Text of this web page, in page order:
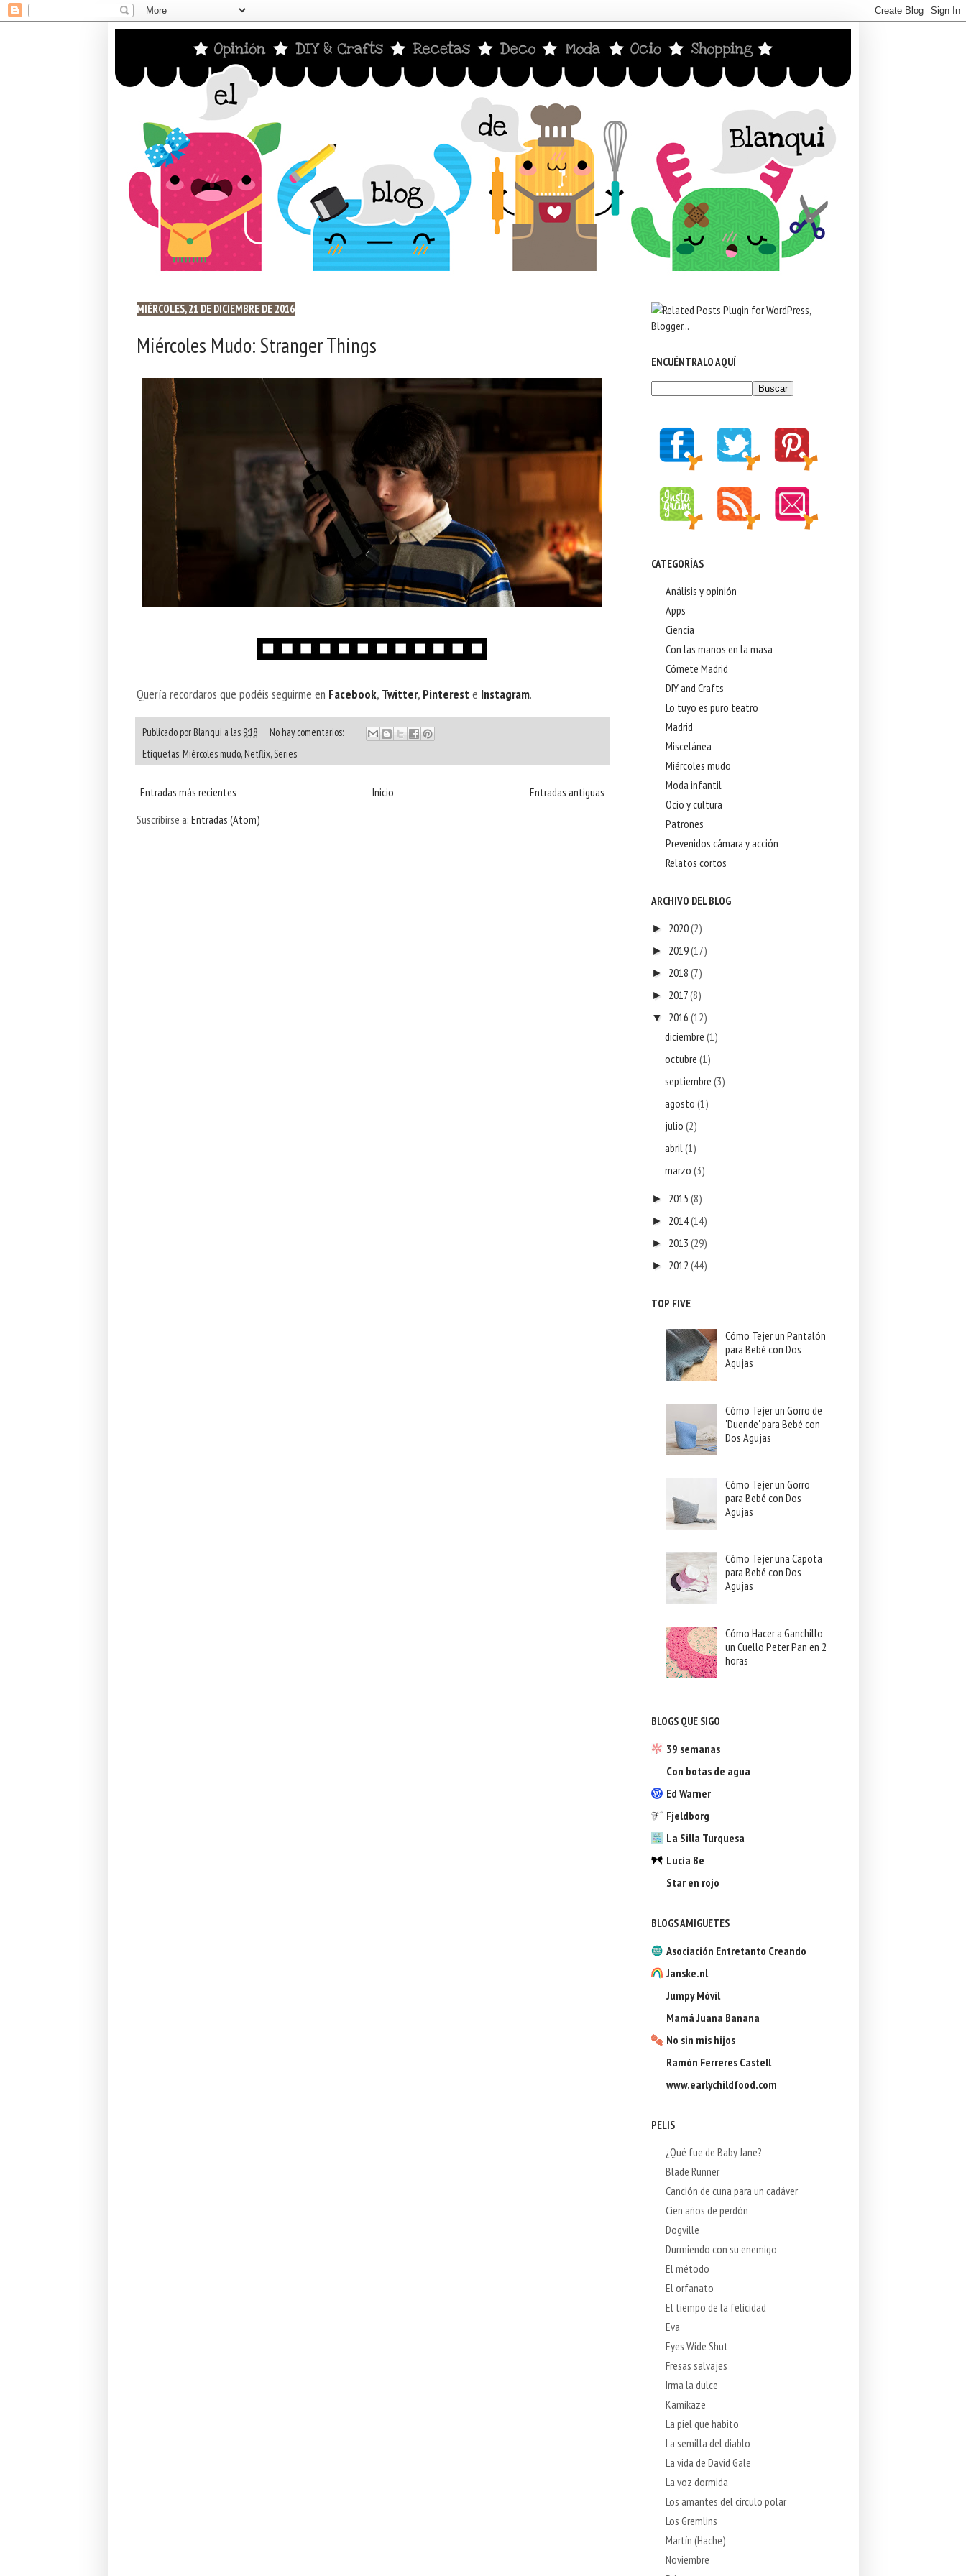
MIÉRCOLES, 21 DE DICIEMBRE DE 2016
Miércoles Mudo: Stranger Things
Quería recordaros que podéis seguirme en Facebook, Twitter, Pinterest e Instagram.
Publicado por Blanqui a las 9:18
No hay comentarios:
Etiquetas: Miércoles mudo, Netflix, Series
Entradas más recientes Entradas antiguas
Inicio
Suscribirse a: Entradas (Atom)
ENCUÉNTRALO AQUÍ
CATEGORÍAS
Análisis y opinión
Apps
Ciencia
Con las manos en la masa
Cómete Madrid
DIY and Crafts
Lo tuyo es puro teatro
Madrid
Miscelánea
Miércoles mudo
Moda infantil
Ocio y cultura
Patrones
Prevenidos cámara y acción
Relatos cortos
ARCHIVO DEL BLOG
► 2020(2)
► 2019(17)
► 2018 (7)
► 2017(8)
▼ 2016 (12)
diciembre (1)
octubre (1)
septiembre (3)
agosto (1)
julio (2)
abril(1)
marzo (3)
► 2015 (8)
► 2014(14)
► 2013 (29)
► 2012 (44)
TOP FIVE
Cómo Tejer un Pantalón
para Bebé con Dos
Agujas
Cómo Tejer un Gorro de
'Duende' para Bebé con
Dos Agujas
Cómo Tejer un Gorro
para Bebé con Dos
Agujas
Cómo Tejer una Capota
para Bebé con Dos
Agujas
Cómo Hacer a Ganchillo
un Cuello Peter Pan en 2
horas
BLOGS QUE SIGO
39 semanas
Con botas de agua
Ed Warner
Fjeldborg
La Silla Turquesa
Lucía Be
Star en rojo
BLOGS AMIGUETES
Asociación Entretanto Creando
Janske.nl
Jumpy Móvil
Mamá Juana Banana
No sin mis hijos
Ramón Ferreres Castell
www.earlychildfood.com
PELIS
¿Qué fue de Baby Jane?
Blade Runner
Canción de cuna para un cadáver
Cien años de perdón
Dogville
Durmiendo con su enemigo
El método
El orfanato
El tiempo de la felicidad
Eva
Eyes Wide Shut
Fresas salvajes
Irma la dulce
Kamikaze
La piel que habito
La semilla del diablo
La vida de David Gale
La voz dormida
Los amantes del círculo polar
Los Gremlins
Martín (Hache)
Noviembre